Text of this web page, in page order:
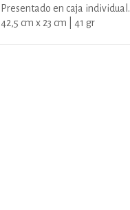
Presentado en caja individual.
42,5 cm x 23 cm | 41 gr